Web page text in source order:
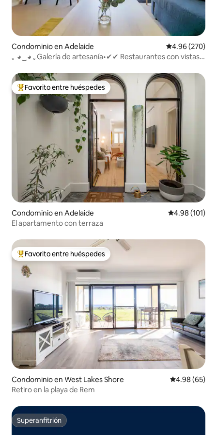
Condominio en Adelaide Calificación
4.96 (270)
｡ ◕‿◕ ｡Galería de artesanía•✔✔ Restaurantes con vistas
De los mejores en Favorito entre huéspedes
Favorito entre huéspedes
Condominio en Adelaide Calificación
4.98 (101)
El apartamento con terraza
De los mejores en Favorito entre huéspedes
Favorito entre huéspedes
Condominio en West Lakes Shore Calificación
4.98 (65)
Retiro en la playa de Rem
Superanfitrión
Superanfitrión